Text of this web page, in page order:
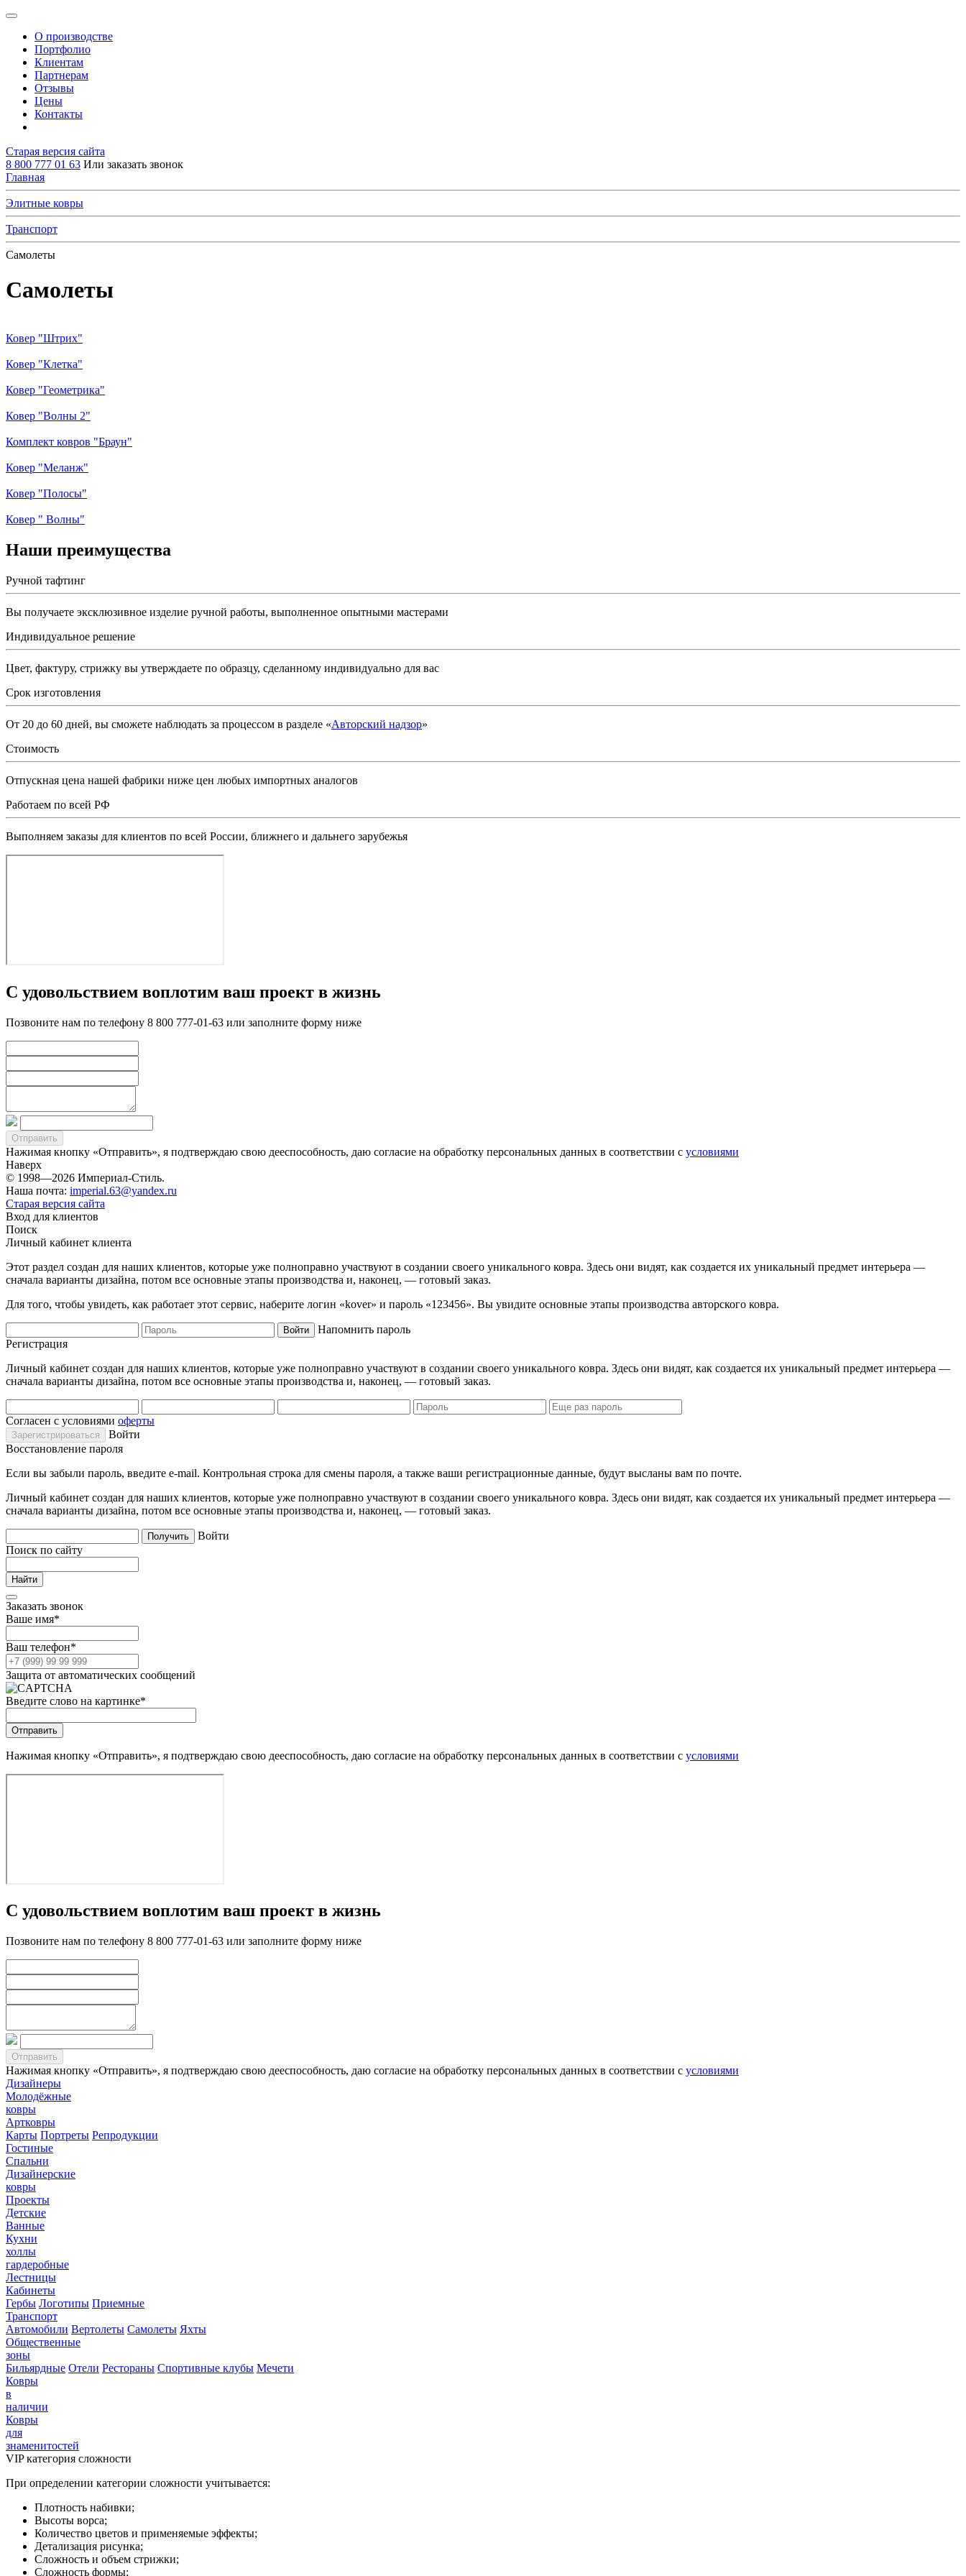
О производстве
Портфолио
Клиентам
Партнерам
Отзывы
Цены
Контакты
Старая версия сайта
8 800 777 01 63 Или заказать звонок
Главная
Элитные ковры
Транспорт
Самолеты
Самолеты
Ковер "Штрих"
Ковер "Клетка"
Ковер "Геометрика"
Ковер "Волны 2"
Комплект ковров "Браун"
Ковер "Меланж"
Ковер "Полосы"
Ковер " Волны"
Наши преимущества
Ручной тафтинг
Вы получаете эксклюзивное изделие ручной работы, выполненное опытными мастерами
Индивидуальное решение
Цвет, фактуру, стрижку вы утверждаете по образцу, сделанному индивидуально для вас
Срок изготовления
От 20 до 60 дней, вы сможете наблюдать за процессом в разделе «Авторский надзор»
Стоимость
Отпускная цена нашей фабрики ниже цен любых импортных аналогов
Работаем по всей РФ
Выполняем заказы для клиентов по всей России, ближнего и дальнего зарубежья
С удовольствием воплотим ваш проект в жизнь
Позвоните нам по телефону 8 800 777-01-63 или заполните форму ниже
Нажимая кнопку «Отправить», я подтверждаю свою дееспособность, даю согласие на обработку персональных данных в соответствии с условиями
Наверх
© 1998—2026 Империал-Стиль.
Наша почта: imperial.63@yandex.ru
Старая версия сайта
Вход для клиентов
Поиск
Личный кабинет клиента
Этот раздел создан для наших клиентов, которые уже полноправно участвуют в создании своего уникального ковра. Здесь они видят, как создается их уникальный предмет интерьера —
сначала варианты дизайна, потом все основные этапы производства и, наконец, — готовый заказ.
Для того, чтобы увидеть, как работает этот сервис, наберите логин «kover» и пароль «123456». Вы увидите основные этапы производства авторского ковра.
Напомнить пароль
Регистрация
Личный кабинет создан для наших клиентов, которые уже полноправно участвуют в создании своего уникального ковра. Здесь они видят, как создается их уникальный предмет интерьера —
сначала варианты дизайна, потом все основные этапы производства и, наконец, — готовый заказ.
Согласен с условиями оферты
Войти
Восстановление пароля
Если вы забыли пароль, введите e-mail. Контрольная строка для смены пароля, а также ваши регистрационные данные, будут высланы вам по почте.
Личный кабинет создан для наших клиентов, которые уже полноправно участвуют в создании своего уникального ковра. Здесь они видят, как создается их уникальный предмет интерьера —
сначала варианты дизайна, потом все основные этапы производства и, наконец, — готовый заказ.
Войти
Поиск по сайту
Заказать звонок
Ваше имя*
Ваш телефон*
Защита от автоматических сообщений
Введите слово на картинке*
Нажимая кнопку «Отправить», я подтверждаю свою дееспособность, даю согласие на обработку персональных данных в соответствии с условиями
С удовольствием воплотим ваш проект в жизнь
Позвоните нам по телефону 8 800 777-01-63 или заполните форму ниже
Нажимая кнопку «Отправить», я подтверждаю свою дееспособность, даю согласие на обработку персональных данных в соответствии с условиями
Дизайнеры
Молодёжные
ковры
Артковры
Карты Портреты Репродукции
Гостиные
Спальни
Дизайнерские
ковры
Проекты
Детские
Ванные
Кухни
холлы
гардеробные
Лестницы
Кабинеты
Гербы Логотипы Приемные
Транспорт
Автомобили Вертолеты Самолеты Яхты
Общественные
зоны
Бильярдные Отели Рестораны Спортивные клубы Мечети
Ковры
в
наличии
Ковры
для
знаменитостей
VIP категория сложности
При определении категории сложности учитывается:
Плотность набивки;
Высоты ворса;
Количество цветов и применяемые эффекты;
Детализация рисунка;
Сложность и объем стрижки;
Сложность формы;